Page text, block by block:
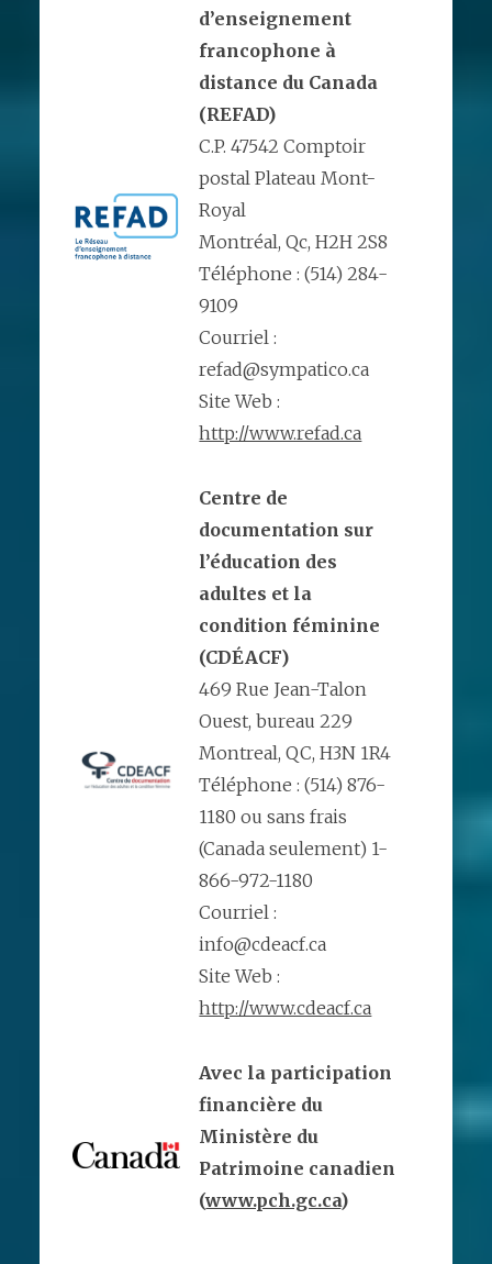
d’enseignement
francophone à
distance du Canada
(REFAD)
C.P. 47542 Comptoir
postal Plateau Mont-
Royal
Montréal, Qc, H2H 2S8
Téléphone : (514) 284-
9109
Courriel :
refad@sympatico.ca
Site Web :
http://www.refad.ca
Centre de
documentation sur
l’éducation des
adultes et la
condition féminine
(CDÉACF)
469 Rue Jean-Talon
Ouest, bureau 229
Montreal, QC, H3N 1R4
Téléphone : (514) 876-
1180 ou sans frais
(Canada seulement) 1-
866-972-1180
Courriel :
info@cdeacf.ca
Site Web :
http://www.cdeacf.ca
Avec la participation
financière du
Ministère du
Patrimoine canadien
(www.pch.gc.ca)